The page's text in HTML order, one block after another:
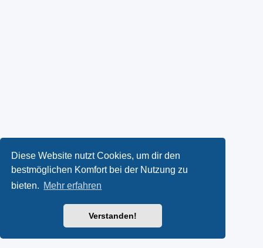
Diese Website nutzt Cookies, um dir den
bestmöglichen Komfort bei der Nutzung zu
bieten. Mehr erfahren
Verstanden!